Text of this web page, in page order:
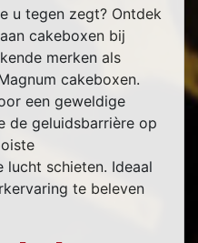
u tegen zegt? Ontdek
cakeboxen bij
merken als
cakeboxen.
een geweldige
de geluidsbarrière op
schieten. Ideaal
te beleven